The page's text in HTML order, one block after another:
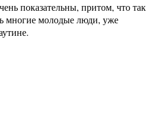
показательны, притом, что так
многие молодые люди, уже